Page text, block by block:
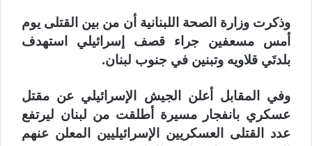
وذكرت وزارة الصحة اللبنانية أن من بين القتلى يوم
أمس مسعفين جراء قصف إسرائيلي استهدف
بلدتَي قلاويه وتبنين في جنوب لبنان.
وفي المقابل أعلن الجيش الإسرائيلي عن مقتل
عسكري بانفجار مسيرة أطلقت من لبنان ليرتفع
عدد القتلى العسكريين الإسرائيليين المعلن عنهم